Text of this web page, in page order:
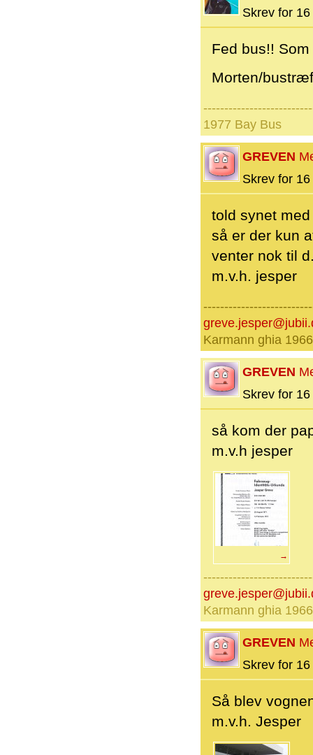
Skrev for
Fed bus!!
Morten/
1977 Bay Bus
GREVEN
Skrev for
told synet
så er der kun
venter nok til
m.v.h. jesper
Karmann ghia 1966
GREVEN
Skrev for
så kom der
m.v.h jesper
→
Karmann ghia 1966
GREVEN
Skrev for
Så blev
m.v.h. Jesper